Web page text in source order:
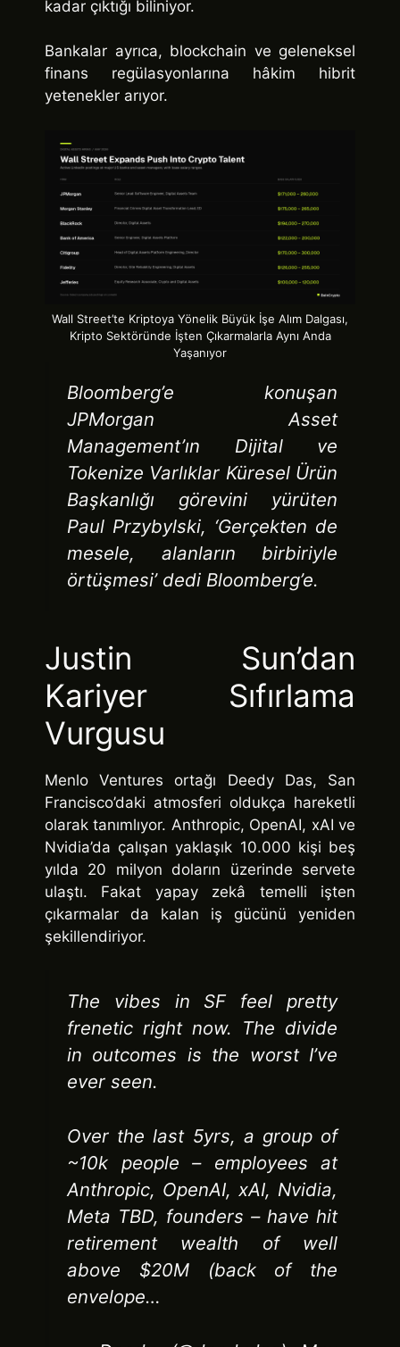
kadar çıktığı biliniyor.
Bankalar ayrıca, blockchain ve geleneksel
finans regülasyonlarına hâkim hibrit
yetenekler arıyor.
Wall Street’te Kriptoya Yönelik Büyük İşe Alım Dalgası,
Kripto Sektöründe İşten Çıkarmalarla Aynı Anda
Yaşanıyor
Bloomberg’e konuşan
JPMorgan Asset
Management’ın Dijital ve
Tokenize Varlıklar Küresel Ürün
Başkanlığı görevini yürüten
Paul Przybylski, ‘Gerçekten de
mesele, alanların birbiriyle
örtüşmesi’ dedi Bloomberg’e.
Justin Sun’dan
Kariyer Sıfırlama
Vurgusu
Menlo Ventures ortağı Deedy Das, San
Francisco’daki atmosferi oldukça hareketli
olarak tanımlıyor. Anthropic, OpenAI, xAI ve
Nvidia’da çalışan yaklaşık 10.000 kişi beş
yılda 20 milyon doların üzerinde servete
ulaştı. Fakat yapay zekâ temelli işten
çıkarmalar da kalan iş gücünü yeniden
şekillendiriyor.
The vibes in SF feel pretty
frenetic right now. The divide
in outcomes is the worst I’ve
ever seen.
Over the last 5yrs, a group of
~10k people – employees at
Anthropic, OpenAI, xAI, Nvidia,
Meta TBD, founders – have hit
retirement wealth of well
above $20M (back of the
envelope…